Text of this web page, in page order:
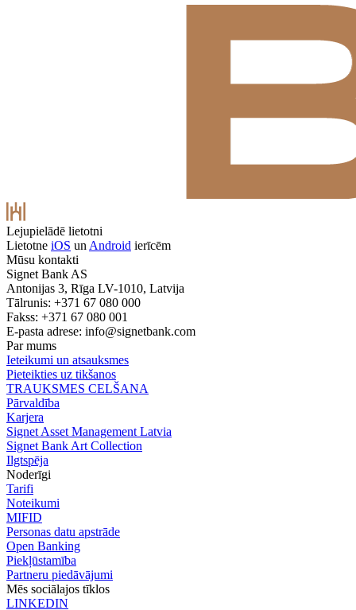
Lejupielādē lietotni
Lietotne iOS un Android ierīcēm
Mūsu kontakti
Signet Bank AS
Antonijas 3, Rīga LV-1010, Latvija
Tālrunis: +371 67 080 000
Fakss: +371 67 080 001
E-pasta adrese: info@signetbank.com
Par mums
Ieteikumi un atsauksmes
Pieteikties uz tikšanos
TRAUKSMES CELŠANA
Pārvaldība
Karjera
Signet Asset Management Latvia
Signet Bank Art Collection
Ilgtspēja
Noderīgi
Tarifi
Noteikumi
MIFID
Personas datu apstrāde
Open Banking
Piekļūstamība
Partneru piedāvājumi
Mēs sociālajos tīklos
LINKEDIN